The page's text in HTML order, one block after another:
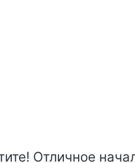
Отличное